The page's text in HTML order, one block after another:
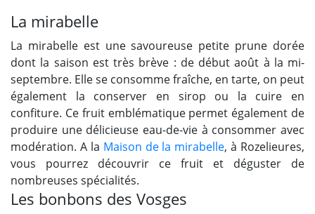
La mirabelle
La mirabelle est une savoureuse petite prune dorée
dont la saison est très brève : de début août à la mi-
septembre. Elle se consomme fraîche, en tarte, on peut
également la conserver en sirop ou la cuire en
confiture. Ce fruit emblématique permet également de
produire une délicieuse eau-de-vie à consommer avec
modération. A la Maison de la mirabelle, à Rozelieures,
vous pourrez découvrir ce fruit et déguster de
nombreuses spécialités.
Les bonbons des Vosges